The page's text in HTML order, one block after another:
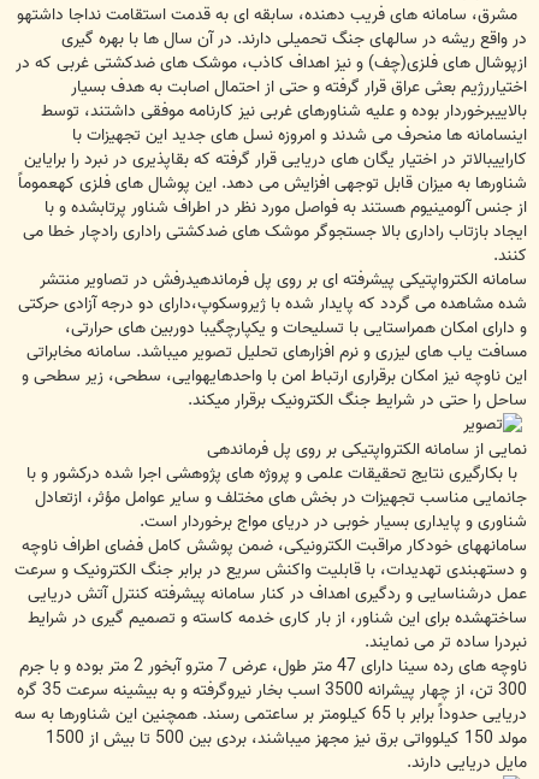
مشرق، سامانه های فریب دهنده، سابقه ای به قدمت استقامت نداجا داشتهو
در واقع ریشه در سالهای جنگ تحمیلی دارند. در آن سال ها با بهره گیری
ازپوشال های فلزی(چف) و نیز اهداف کاذب، موشک های ضدکشتی غربی که در
اختیاررژیم بعثی عراق قرار گرفته و حتی از احتمال اصابت به هدف بسیار
بالاییبرخوردار بوده و علیه شناورهای غربی نیز کارنامه موفقی داشتند، توسط
اینسامانه ها منحرف می شدند و امروزه نسل های جدید این تجهیزات با
کاراییبالاتر در اختیار یگان های دریایی قرار گرفته که بقاپذیری در نبرد را برایاین
شناورها به میزان قابل توجهی افزایش می دهد. این پوشال های فلزی کهعموماً
از جنس آلومینیوم هستند به فواصل مورد نظر در اطراف شناور پرتابشده و با
ایجاد بازتاب راداری بالا جستجوگر موشک های ضدکشتی راداری رادچار خطا می
کنند.
سامانه الکترواپتیکی پیشرفته ای بر روی پل فرماندهیدرفش در تصاویر منتشر
شده مشاهده می گردد که پایدار شده با ژیروسکوپ،دارای دو درجه آزادی حرکتی
و دارای امکان همراستایی با تسلیحات و یکپارچگیبا دوربین های حرارتی،
مسافت یاب های لیزری و نرم افزارهای تحلیل تصویر میباشد. سامانه مخابراتی
این ناوچه نیز امکان برقراری ارتباط امن با واحدهایهوایی، سطحی، زیر سطحی و
ساحل را حتی در شرایط جنگ الکترونیک برقرار میکند.
نمایی از سامانه الکترواپتیکی بر روی پل فرماندهی
با بکارگیری نتایج تحقیقات علمی و پروژه های پژوهشی اجرا شده درکشور و با
جانمایی مناسب تجهیزات در بخش های مختلف و سایر عوامل مؤثر، ازتعادل
شناوری و پایداری بسیار خوبی در دریای مواج برخوردار است.
سامانههای خودکار مراقبت الکترونیکی، ضمن پوشش کامل فضای اطراف ناوچه
و دستهبندی تهدیدات، با قابلیت واکنش سریع در برابر جنگ الکترونیک و سرعت
عمل درشناسایی و ردگیری اهداف در کنار سامانه پیشرفته کنترل آتش دریایی
ساختهشده برای این شناور، از بار کاری خدمه کاسته و تصمیم گیری در شرایط
نبردرا ساده تر می نمایند.
ناوچه های رده سینا دارای 47 متر طول، عرض 7 مترو آبخور 2 متر بوده و با جرم
300 تن، از چهار پیشرانه 3500 اسب بخار نیروگرفته و به بیشینه سرعت 35 گره
دریایی حدوداً برابر با 65 کیلومتر بر ساعتمی رسند. همچنین این شناورها به سه
مولد 150 کیلوواتی برق نیز مجهز میباشند، بردی بین 500 تا بیش از 1500
مایل دریایی دارند.